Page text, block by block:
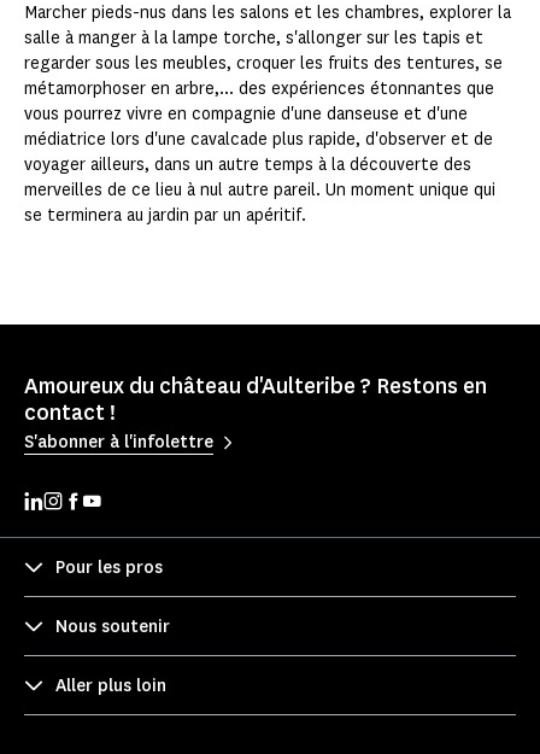
Marcher pieds-nus dans les salons et les chambres, explorer la
salle à manger à la lampe torche, s'allonger sur les tapis et
regarder sous les meubles, croquer les fruits des tentures, se
métamorphoser en arbre,... des expériences étonnantes que
vous pourrez vivre en compagnie d'une danseuse et d'une
médiatrice lors d'une cavalcade plus rapide, d'observer et de
voyager ailleurs, dans un autre temps à la découverte des
merveilles de ce lieu à nul autre pareil. Un moment unique qui
se terminera au jardin par un apéritif.
Amoureux du château d'Aulteribe ? Restons en
contact !
S'abonner à l'infolettre
Pour les pros
Nous soutenir
Aller plus loin